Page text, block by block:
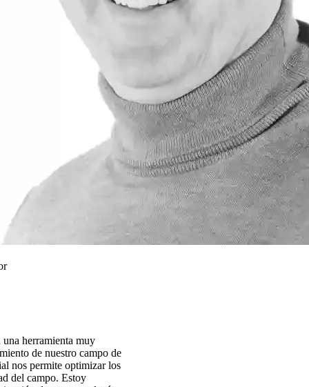
herramienta muy
de nuestro campo de
nos permite optimizar los
del campo. Estoy